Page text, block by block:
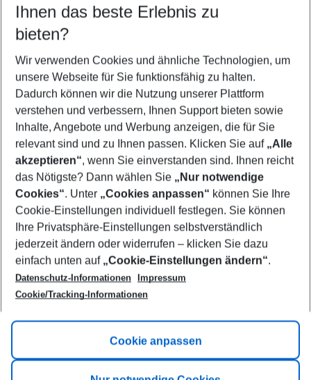
Find the perfect deal which suits your best
Your departure airport
Any airport
Select your date range
08/08/26–06/08/27 5-8 nights
Who will travel
2 adults No children
Show more filter
Footer
Footer navigation
Title A
Link A
Ihnen das beste Erlebnis zu
bieten?
Wir verwenden Cookies und ähnliche Technologien, um
unsere Webseite für Sie funktionsfähig zu halten.
Dadurch können wir die Nutzung unserer Plattform
verstehen und verbessern, Ihnen Support bieten sowie
Inhalte, Angebote und Werbung anzeigen, die für Sie
relevant sind und zu Ihnen passen. Klicken Sie auf „Alle
akzeptieren“, wenn Sie einverstanden sind. Ihnen reicht
das Nötigste? Dann wählen Sie „Nur notwendige
Cookies“. Unter „Cookies anpassen“ können Sie Ihre
Cookie-Einstellungen individuell festlegen. Sie können
Ihre Privatsphäre-Einstellungen selbstverständlich
jederzeit ändern oder widerrufen – klicken Sie dazu
einfach unten auf „Cookie-Einstellungen ändern“.
Datenschutz-Informationen
Impressum
Cookie/Tracking-Informationen
Cookie anpassen